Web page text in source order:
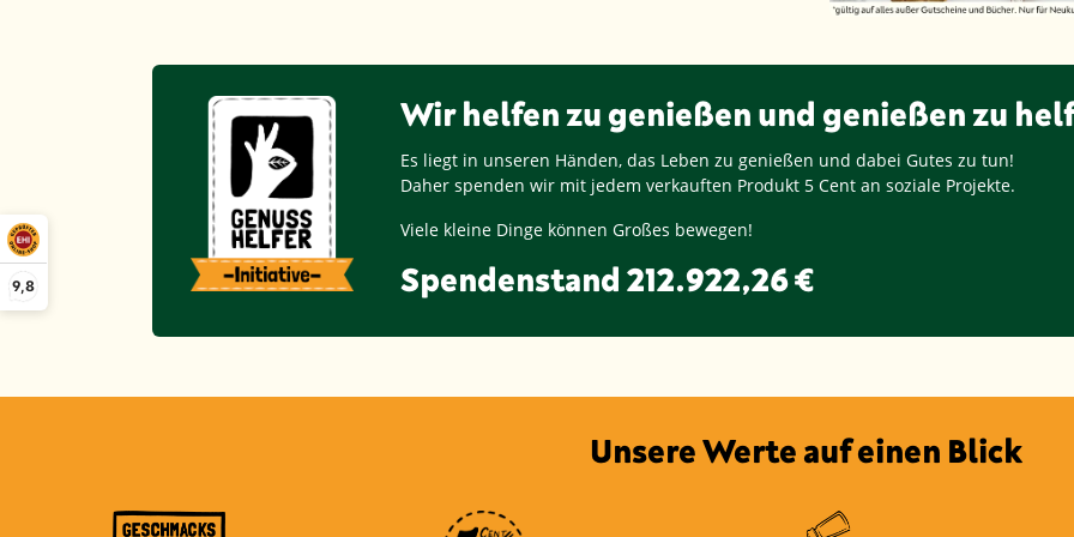
9,8
Wir helfen zu genießen und genießen zu
Es liegt in unseren Händen, das Leben zu genießen und dabei Gutes zu tun!
Daher spenden wir mit jedem verkauften Produkt 5 Cent an soziale Projekte.
Viele kleine Dinge können Großes bewegen!
Spendenstand 212.922,26 €
Unsere Werte auf einen Blick